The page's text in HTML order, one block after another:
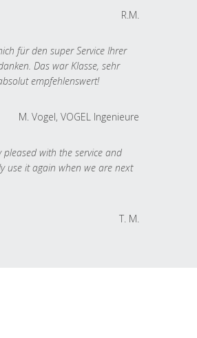
R.M.
für den super Service Ihrer
Das war Klasse, sehr
empfehlenswert!
M. Vogel, VOGEL Ingenieure
pleased with the service and
use it again when we are next
T. M.